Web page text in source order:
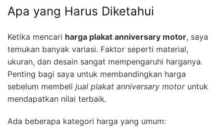
Apa yang Harus Diketahui
Ketika mencari harga plakat anniversary motor, saya
temukan banyak variasi. Faktor seperti material,
ukuran, dan desain sangat mempengaruhi harganya.
Penting bagi saya untuk membandingkan harga
sebelum membeli jual plakat anniversary motoruntuk
mendapatkan nilai terbaik.
Ada beberapa kategori harga yang umum: